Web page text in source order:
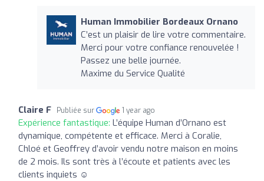
Human Immobilier Bordeaux Ornano
C’est un plaisir de lire votre commentaire.
Merci pour votre confiance renouvelée !
Passez une belle journée.
Maxime du Service Qualité
Claire F Publiée sur 1 year ago
Expérience fantastique: L’équipe Human d’Ornano est
dynamique, compétente et efficace. Merci à Coralie,
Chloé et Geoffrey d’avoir vendu notre maison en moins
de 2 mois. Ils sont très à l’écoute et patients avec les
clients inquiets ☺️